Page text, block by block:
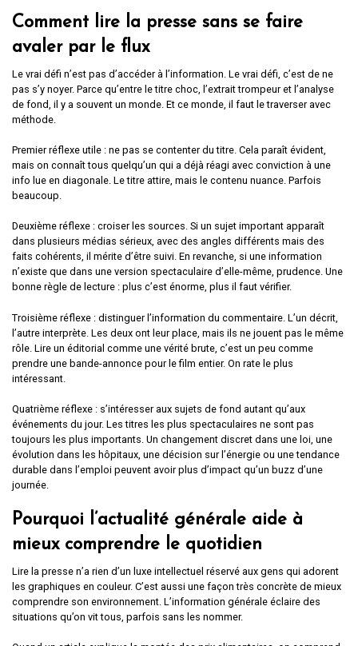
Comment lire la presse sans se faire
avaler par le flux
Le vrai défi n’est pas d’accéder à l’information. Le vrai défi, c’est de ne
pas s’y noyer. Parce qu’entre le titre choc, l’extrait trompeur et l’analyse
de fond, il y a souvent un monde. Et ce monde, il faut le traverser avec
méthode.
Premier réflexe utile : ne pas se contenter du titre. Cela paraît évident,
mais on connaît tous quelqu’un qui a déjà réagi avec conviction à une
info lue en diagonale. Le titre attire, mais le contenu nuance. Parfois
beaucoup.
Deuxième réflexe : croiser les sources. Si un sujet important apparaît
dans plusieurs médias sérieux, avec des angles différents mais des
faits cohérents, il mérite d’être suivi. En revanche, si une information
n’existe que dans une version spectaculaire d’elle-même, prudence. Une
bonne règle de lecture : plus c’est énorme, plus il faut vérifier.
Troisième réflexe : distinguer l’information du commentaire. L’un décrit,
l’autre interprète. Les deux ont leur place, mais ils ne jouent pas le même
rôle. Lire un éditorial comme une vérité brute, c’est un peu comme
prendre une bande-annonce pour le film entier. On rate le plus
intéressant.
Quatrième réflexe : s’intéresser aux sujets de fond autant qu’aux
événements du jour. Les titres les plus spectaculaires ne sont pas
toujours les plus importants. Un changement discret dans une loi, une
évolution dans les hôpitaux, une décision sur l’énergie ou une tendance
durable dans l’emploi peuvent avoir plus d’impact qu’un buzz d’une
journée.
Pourquoi l’actualité générale aide à
mieux comprendre le quotidien
Lire la presse n’a rien d’un luxe intellectuel réservé aux gens qui adorent
les graphiques en couleur. C’est aussi une façon très concrète de mieux
comprendre son environnement. L’information générale éclaire des
situations qu’on vit tous, parfois sans les nommer.